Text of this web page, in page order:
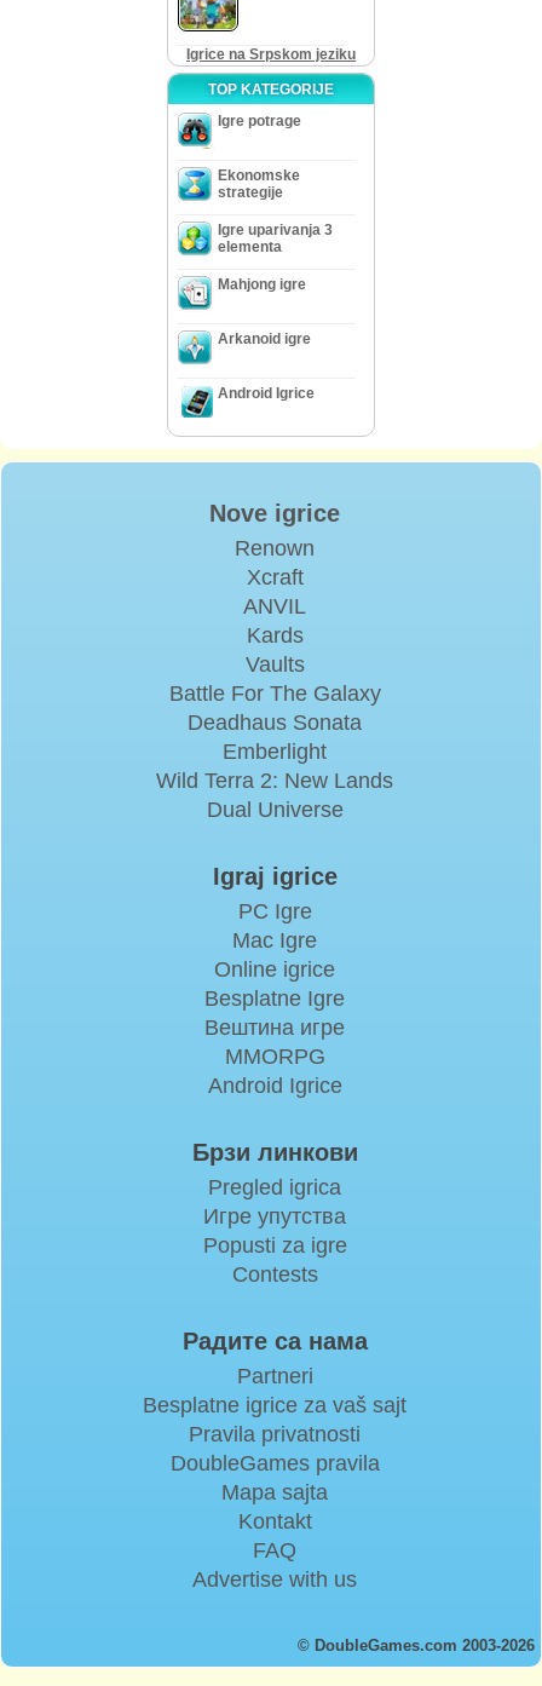
Igrice na Srpskom jeziku
TOP KATEGORIJE
Igre potrage
Ekonomske
strategije
Igre uparivanja 3
elementa
Mahjong igre
Arkanoid igre
Android Igrice
Nove igrice
Renown
Xcraft
ANVIL
Kards
Vaults
Battle For The Galaxy
Deadhaus Sonata
Emberlight
Wild Terra 2: New Lands
Dual Universe
Igraj igrice
PC Igre
Mac Igre
Online igrice
Besplatne Igre
Вештина игре
MMORPG
Android Igrice
Брзи линкови
Pregled igrica
Игре упутства
Popusti za igre
Contests
Радите са нама
Partneri
Besplatne igrice za vaš sajt
Pravila privatnosti
DoubleGames pravila
Mapa sajta
Kontakt
FAQ
Advertise with us
© DoubleGames.com 2003-2026